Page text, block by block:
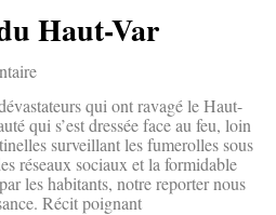
Haut-Var
qui ont ravagé le Haut-
qui s’est dressée face au feu, loin
surveillant les fumerolles sous
réseaux sociaux et la formidable
les habitants, notre reporter nous
Récit poignant